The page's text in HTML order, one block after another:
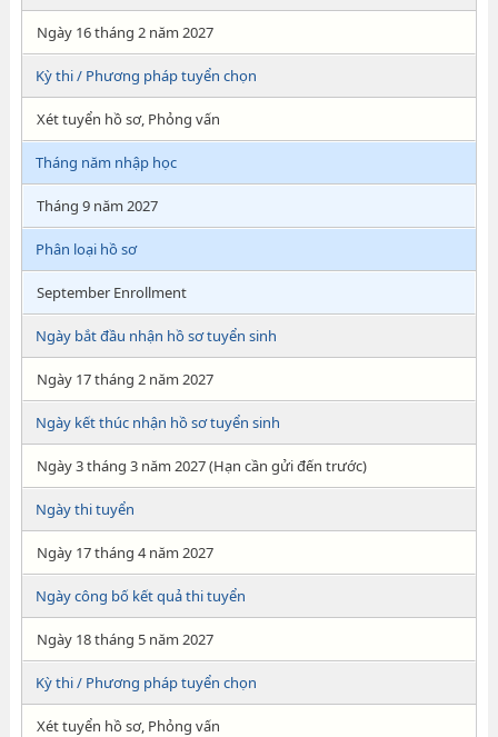
Ngày 16 tháng 2 năm 2027
Kỳ thi / Phương pháp tuyển chọn
Xét tuyển hồ sơ, Phỏng vấn
Tháng năm nhập học
Tháng 9 năm 2027
Phân loại hồ sơ
September Enrollment
Ngày bắt đầu nhận hồ sơ tuyển sinh
Ngày 17 tháng 2 năm 2027
Ngày kết thúc nhận hồ sơ tuyển sinh
Ngày 3 tháng 3 năm 2027 (Hạn cần gửi đến trước)
Ngày thi tuyển
Ngày 17 tháng 4 năm 2027
Ngày công bố kết quả thi tuyển
Ngày 18 tháng 5 năm 2027
Kỳ thi / Phương pháp tuyển chọn
Xét tuyển hồ sơ, Phỏng vấn